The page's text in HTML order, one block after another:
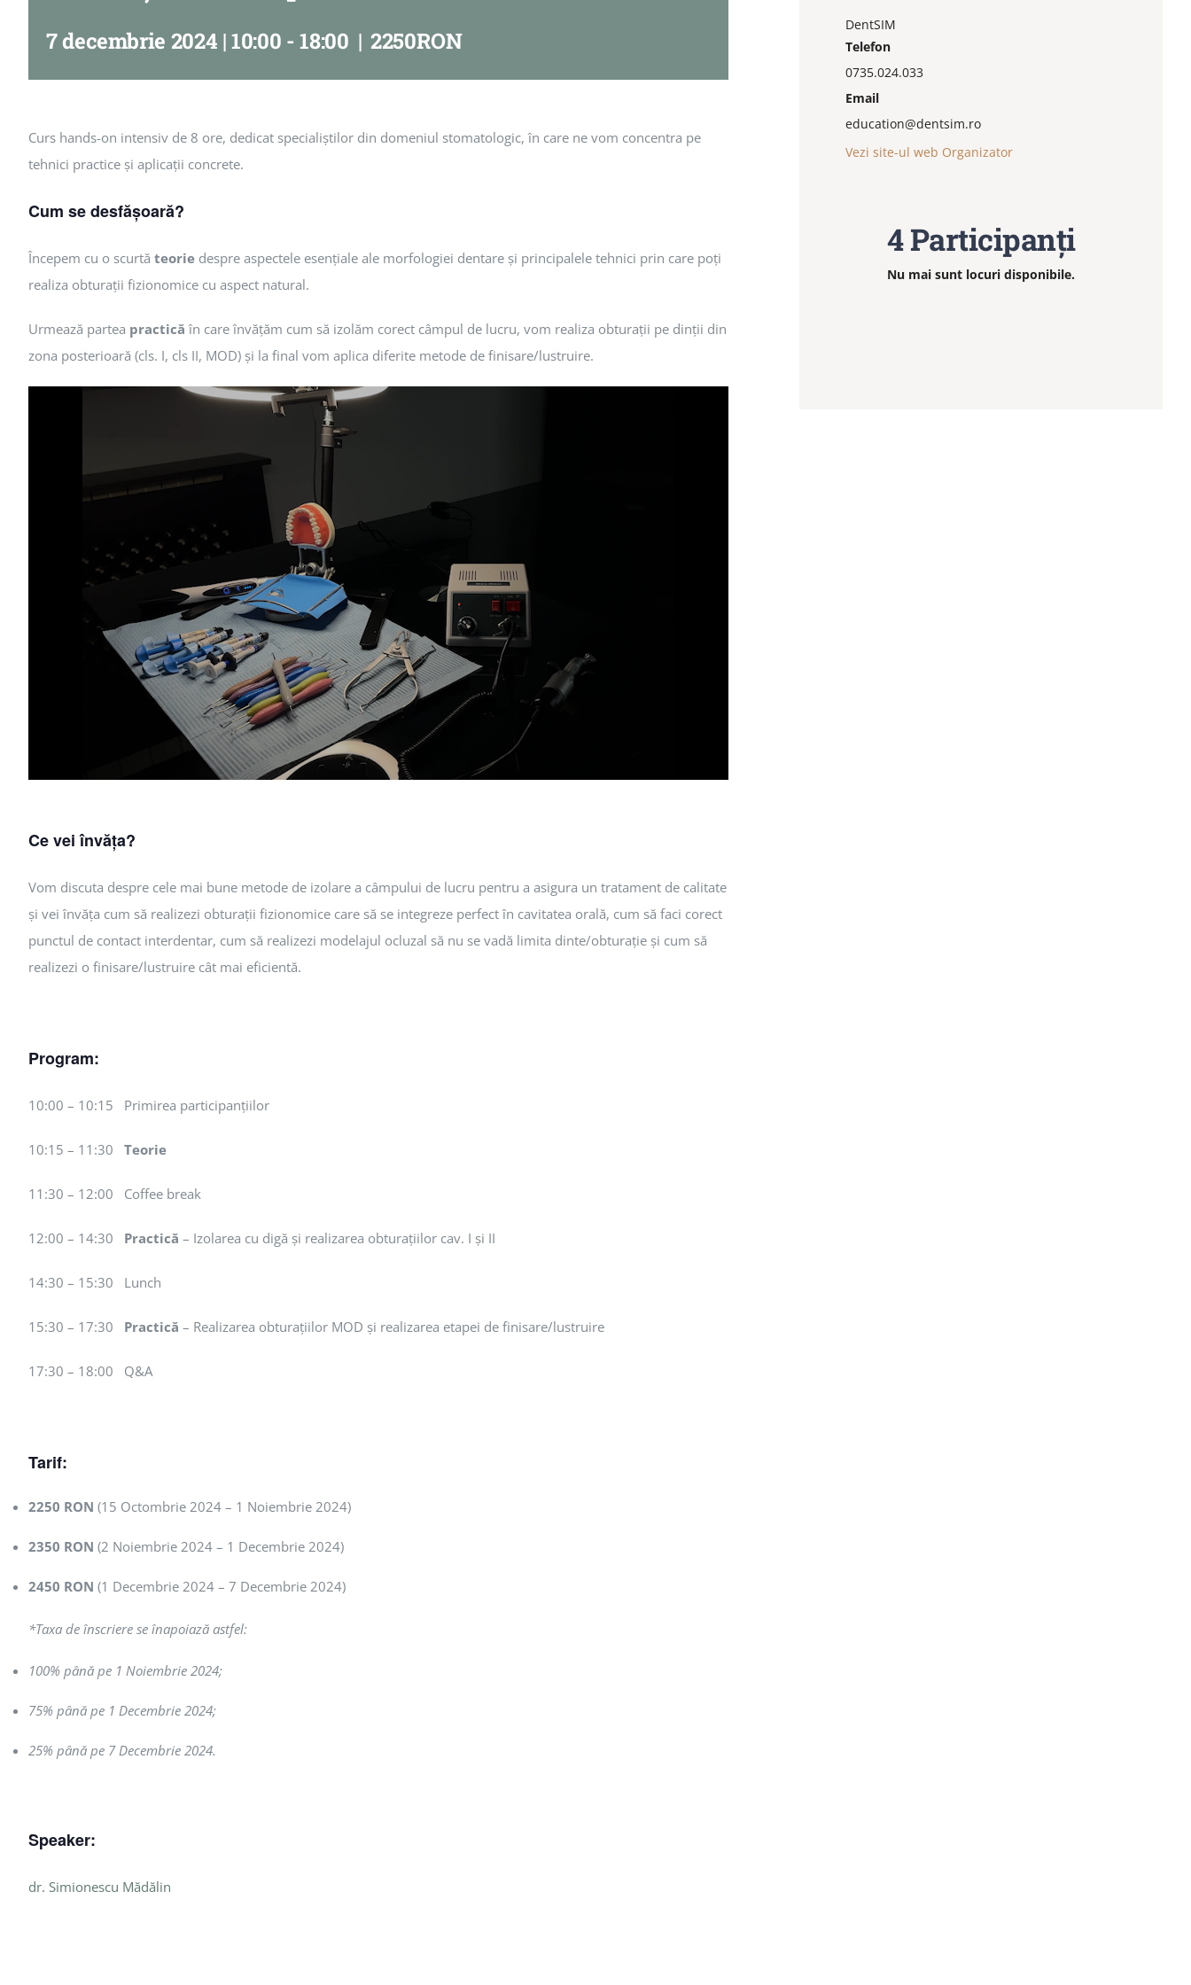
7 decembrie 2024 | 10:00 -18:00 | 2250RON
Curs hands-on intensiv de 8 ore, dedicat specialiștilor din domeniul stomatologic, în care ne vom concentra pe
tehnici practice și aplicații concrete.
Cum se desfășoară?
Începem cu o scurtă teorie despre aspectele esențiale ale morfologiei dentare și principalele tehnici prin care poți
realiza obturații fizionomice cu aspect natural.
Urmează partea practică în care învățăm cum să izolăm corect câmpul de lucru, vom realiza obturații pe dinții din
zona posterioară (cls. I, cls II, MOD) și la final vom aplica diferite metode de finisare/lustruire.
Ce vei învăța?
Vom discuta despre cele mai bune metode de izolare a câmpului de lucru pentru a asigura un tratament de calitate
și vei învăța cum să realizezi obturații fizionomice care să se integreze perfect în cavitatea orală, cum să faci corect
punctul de contact interdentar, cum să realizezi modelajul ocluzal să nu se vadă limita dinte/obturație și cum să
realizezi o finisare/lustruire cât mai eficientă.
Program:
10:00 – 10:15 Primirea participanțiilor
10:15 – 11:30 Teorie
11:30 – 12:00 Coffee break
12:00 – 14:30 Practică – Izolarea cu digă și realizarea obturațiilor cav. I și II
14:30 – 15:30 Lunch
15:30 – 17:30 Practică – Realizarea obturațiilor MOD și realizarea etapei de finisare/lustruire
17:30 – 18:00 Q&A
Tarif:
2250 RON (15 Octombrie 2024 – 1 Noiembrie 2024)
2350 RON (2 Noiembrie 2024 – 1 Decembrie 2024)
2450 RON (1 Decembrie 2024 – 7 Decembrie 2024)
*Taxa de înscriere se înapoiază astfel:
100% până pe 1 Noiembrie 2024;
75% până pe 1 Decembrie 2024;
25% până pe 7 Decembrie 2024.
Speaker:
dr. Simionescu Mădălin
DentSIM
Telefon
0735.024.033
Email
education@dentsim.ro
Vezi site-ul web Organizator
4 Participanți
Nu mai sunt locuri disponibile.